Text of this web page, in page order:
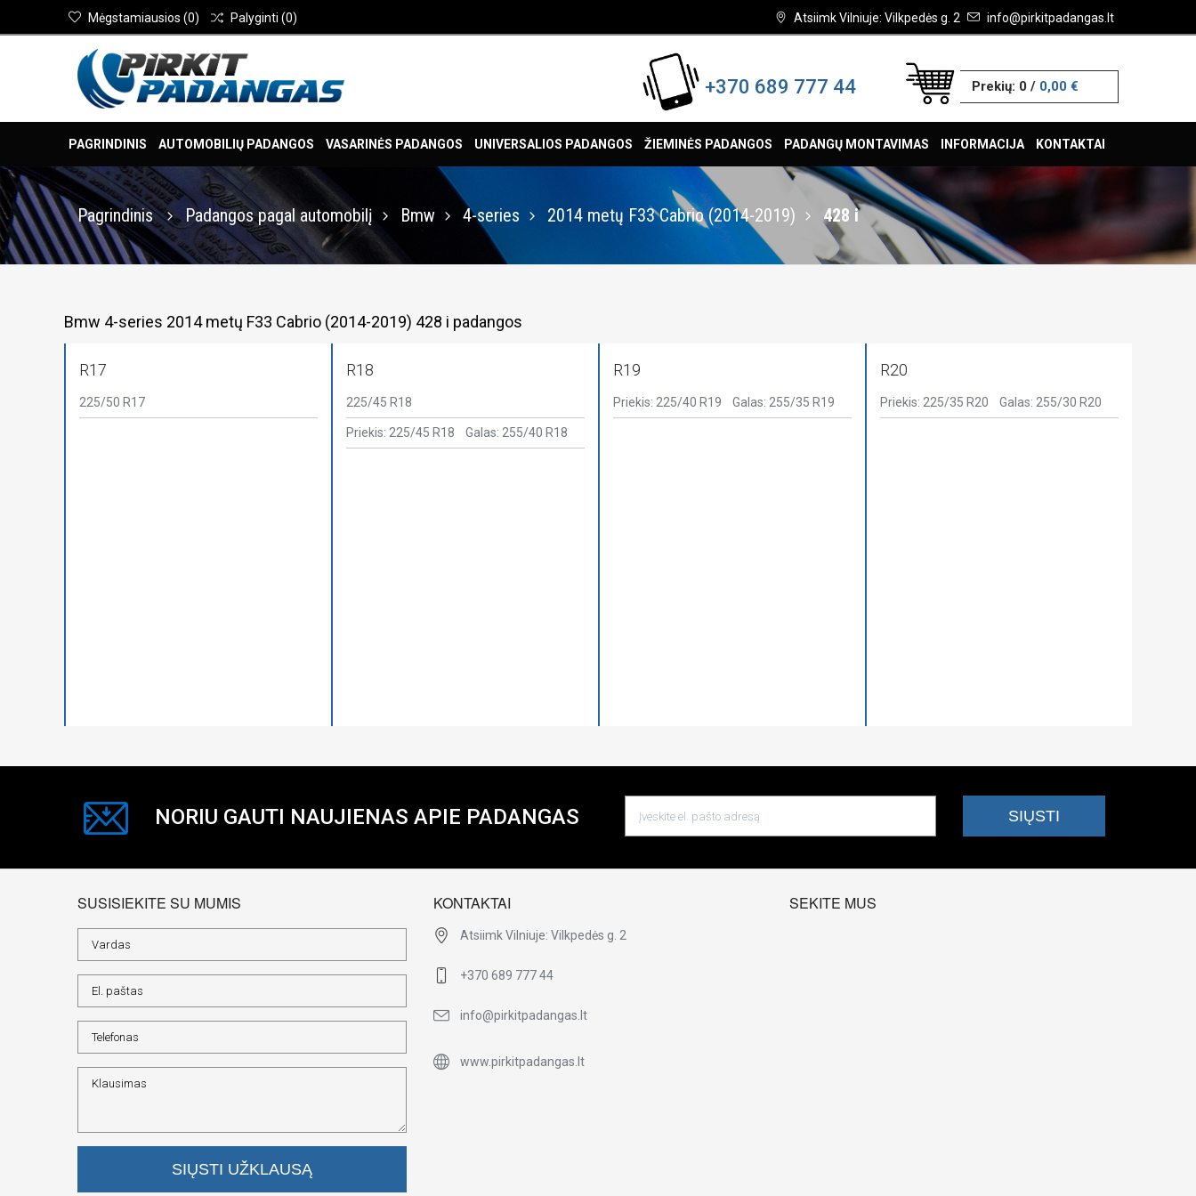
Atsiimk Vilniuje: Vilkpedės g. 2 info@pirkitpadangas.lt
Mėgstamiausios (0) Palyginti (0)
+370 689 777 44 Prekių: 0/ 0,00 €
PAGRINDINIS AUTOMOBILIŲ PADANGOS VASARINĖS PADANGOS UNIVERSALIOS PADANGOS ŽIEMINĖS PADANGOS PADANGŲ MONTAVIMAS INFORMACIJA KONTAKTAI
Pagrindinis Padangos pagal automobilį Bmw 4-series 2014 metų F33 Cabrio (2014-2019) 428 i
Bmw 4-series 2014 metų F33 Cabrio (2014-2019) 428 i padangos
R17
225/50 R17
R18
225/45 R18
Priekis: 225/45 R18 Galas: 255/40 R18
R19
Priekis: 225/40 R19 Galas: 255/35 R19
R20
Priekis: 225/35 R20 Galas: 255/30 R20
NORIU GAUTI NAUJIENAS APIE PADANGAS
SUSISIEKITE SU MUMIS
SIŲSTI UŽKLAUSĄ
KONTAKTAI
Atsiimk Vilniuje: Vilkpedės g. 2
+370 689 777 44
info@pirkitpadangas.lt
www.pirkitpadangas.lt
SEKITE MUS